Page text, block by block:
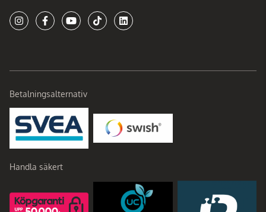
Betalningsalternativ
Handla säkert